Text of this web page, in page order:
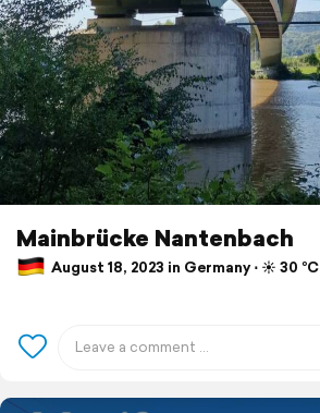
Mainbrücke Nantenbach
August 18, 2023 in Germany ⋅ ☀️ 30 °C